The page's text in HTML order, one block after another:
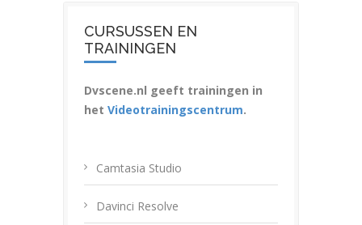
CURSUSSEN EN
TRAININGEN
Dvscene.nl geeft trainingen in
het Videotrainingscentrum.
Camtasia Studio
Davinci Resolve